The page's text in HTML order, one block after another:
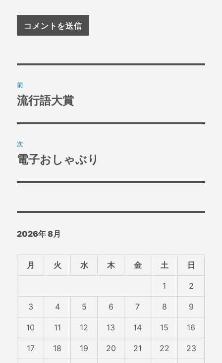
稿
ビ
ゲ
ー
ン
前
過
の
投
稿:
流行語大賞
次
次
投
電子おしゃぶり
2026年 8月
月 火 水 木 金 土 日
1 2
3 4 5 6 7 8 9
10 11 12 13 14 15 16
17 18 19 20 21 22 23